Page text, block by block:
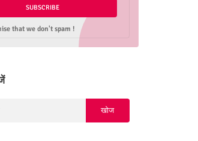
that we don't spam !